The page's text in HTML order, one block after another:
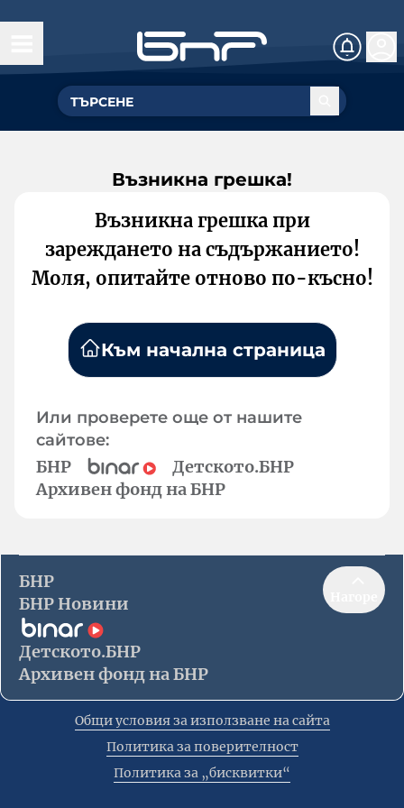
Възникна грешка!
Възникна грешка при
зареждането на съдържанието!
Моля, опитайте отново по-късно!
Към начална страница
Или проверете още от нашите
сайтове:
БНР
Детското.БНР
Архивен фонд на БНР
БНР
БНР Новини
Детското.БНР
Архивен фонд на БНР
Общи условия за използване на сайта
Политика за поверителност
Политика за „бисквитки“